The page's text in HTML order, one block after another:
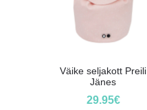
Väike seljakott Preili
Jänes
29.95€